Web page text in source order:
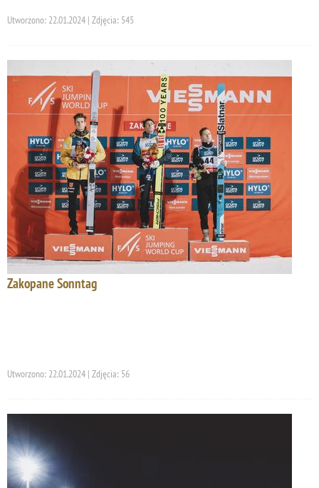
Utworzono: 22.01.2024 | Zdjęcia: 545
Zakopane Sonntag
Utworzono: 22.01.2024 | Zdjęcia: 56